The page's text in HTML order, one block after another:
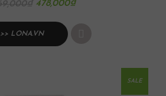
478,000₫
>> LONA.VN
SALE